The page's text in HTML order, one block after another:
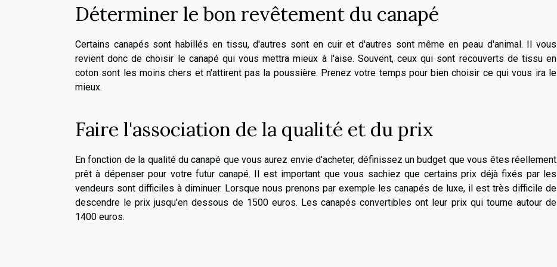
Déterminer le bon revêtement du canapé
Certains canapés sont habillés en tissu, d'autres sont en cuir et d'autres sont même en peau d'animal. Il vous
revient donc de choisir le canapé qui vous mettra mieux à l'aise. Souvent, ceux qui sont recouverts de tissu en
coton sont les moins chers et n'attirent pas la poussière. Prenez votre temps pour bien choisir ce qui vous ira le
mieux.
Faire l'association de la qualité et du prix
En fonction de la qualité du canapé que vous aurez envie d'acheter, définissez un budget que vous êtes réellement
prêt à dépenser pour votre futur canapé. Il est important que vous sachiez que certains prix déjà fixés par les
vendeurs sont difficiles à diminuer. Lorsque nous prenons par exemple les canapés de luxe, il est très difficile de
descendre le prix jusqu'en dessous de 1500 euros. Les canapés convertibles ont leur prix qui tourne autour de
1400 euros.